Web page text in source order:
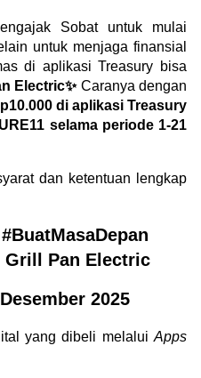
Sobat untuk mulai
untuk menjaga finansial
di aplikasi Treasury bisa
Electric✨
di aplikasi Treasury
selama periode 1-21
dan ketentuan lengkap
Grill Pan Electric
2025
yang dibeli melalui Apps